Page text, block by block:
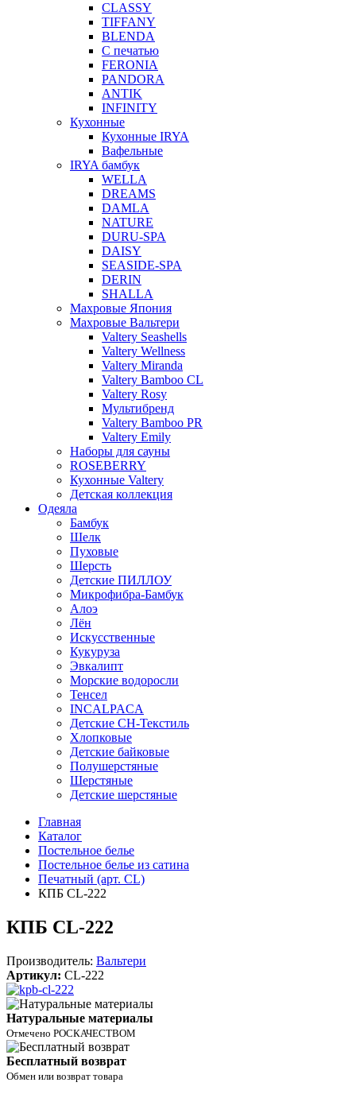
CLASSY
TIFFANY
BLENDA
С печатью
FERONIA
PANDORA
ANTIK
INFINITY
Кухонные
Кухонные IRYA
Вафельные
IRYA бамбук
WELLA
DREAMS
DAMLA
NATURE
DURU-SPA
DAISY
SEASIDE-SPA
DERIN
SHALLA
Махровые Япония
Махровые Вальтери
Valtery Seashells
Valtery Wellness
Valtery Miranda
Valtery Bamboo CL
Valtery Rosy
Мультибренд
Valtery Bamboo PR
Valtery Emily
Наборы для сауны
ROSEBERRY
Кухонные Valtery
Детская коллекция
Одеяла
Бамбук
Шелк
Пуховые
Шерсть
Детские ПИЛЛОУ
Микрофибра-Бамбук
Алоэ
Лён
Искусственные
Кукуруза
Эвкалипт
Морские водоросли
Тенсел
INCALPACA
Детские СН-Текстиль
Хлопковые
Детские байковые
Полушерстяные
Шерстяные
Детские шерстяные
Главная
Каталог
Постельное белье
Постельное белье из сатина
Печатный (арт. СL)
КПБ CL-222
КПБ CL-222
Производитель: Вальтери
Артикул: CL-222
Натуральные материалы
Отмечено РОСКАЧЕСТВОМ
Бесплатный возврат
Обмен или возврат товара